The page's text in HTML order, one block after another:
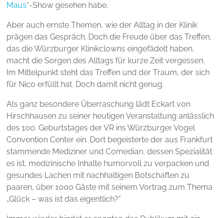
Maus“-Show gesehen habe.
Aber auch ernste Themen, wie der Alltag in der Klinik
prägen das Gespräch. Doch die Freude über das Treffen,
das die Würzburger Klinikclowns eingefädelt haben,
macht die Sorgen des Alltags für kurze Zeit vergessen.
Im Mittelpunkt steht das Treffen und der Traum, der sich
für Nico erfüllt hat. Doch damit nicht genug.
Als ganz besondere Überraschung lädt Eckart von
Hirschhausen zu seiner heutigen Veranstaltung anlässlich
des 100. Geburtstages der VR ins Würzburger Vogel
Convention Center ein. Dort begeisterte der aus Frankfurt
stammende Mediziner und Comedian, dessen Spezialität
es ist, medizinische Inhalte humorvoll zu verpacken und
gesundes Lachen mit nachhaltigen Botschaften zu
paaren, über 1000 Gäste mit seinem Vortrag zum Thema
„Glück – was ist das eigentlich?“